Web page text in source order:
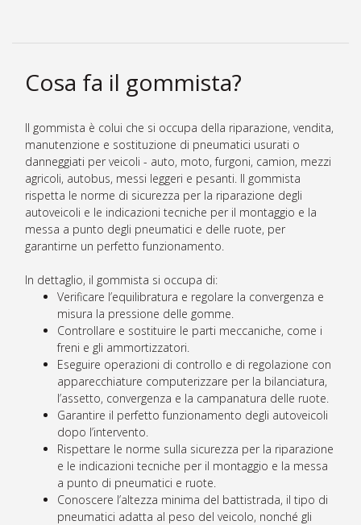
Cosa fa il gommista?
Il gommista è colui che si occupa della riparazione, vendita,
manutenzione e sostituzione di pneumatici usurati o
danneggiati per veicoli - auto, moto, furgoni, camion, mezzi
agricoli, autobus, messi leggeri e pesanti. Il gommista
rispetta le norme di sicurezza per la riparazione degli
autoveicoli e le indicazioni tecniche per il montaggio e la
messa a punto degli pneumatici e delle ruote, per
garantirne un perfetto funzionamento.
In dettaglio, il gommista si occupa di:
Verificare l’equilibratura e regolare la convergenza e
misura la pressione delle gomme.
Controllare e sostituire le parti meccaniche, come i
freni e gli ammortizzatori.
Eseguire operazioni di controllo e di regolazione con
apparecchiature computerizzare per la bilanciatura,
l’assetto, convergenza e la campanatura delle ruote.
Garantire il perfetto funzionamento degli autoveicoli
dopo l’intervento.
Rispettare le norme sulla sicurezza per la riparazione
e le indicazioni tecniche per il montaggio e la messa
a punto di pneumatici e ruote.
Conoscere l’altezza minima del battistrada, il tipo di
pneumatici adatta al peso del veicolo, nonché gli